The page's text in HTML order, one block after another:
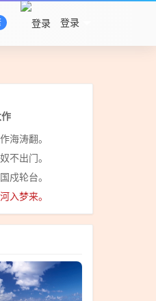
登录
海涛翻。
不出门。
戍轮台。
入梦来。